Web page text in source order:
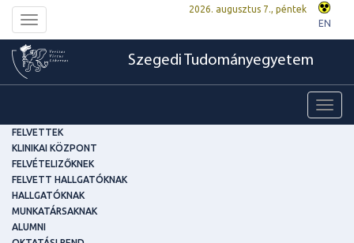
Toggle
navigation
2026. augusztus 7., péntek
EN
Szegedi Tudományegyetem
FELVETTEK
KLINIKAI KÖZPONT
FELVÉTELIZŐKNEK
FELVETT HALLGATÓKNAK
HALLGATÓKNAK
MUNKATÁRSAKNAK
ALUMNI